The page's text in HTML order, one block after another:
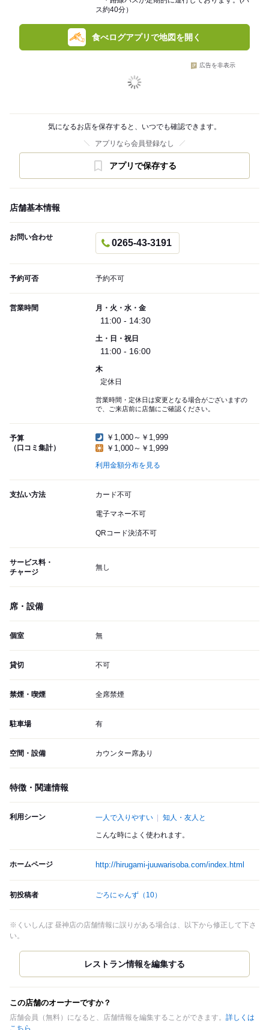
ス約40分）
食べログアプリで地図を開く
広告を非表示
気になるお店を保存すると、いつでも確認できます。
アプリなら会員登録なし
アプリで保存する
店舗基本情報
お問い合わせ
0265-43-3191
予約可否 予約不可
営業時間 月・火・水・金
11:00 - 14:30
土・日・祝日
11:00 - 16:00
木
定休日
営業時間・定休日は変更となる場合がございますの
で、ご来店前に店舗にご確認ください。
予算
（口コミ集計）
￥1,000～￥1,999
￥1,000～￥1,999
利用金額分布を見る
支払い方法 カード不可
電子マネー不可
QRコード決済不可
サービス料・
チャージ
無し
席・設備
個室 無
貸切 不可
禁煙・喫煙 全席禁煙
駐車場 有
空間・設備 カウンター席あり
特徴・関連情報
利用シーン 一人で入りやすい 知人・友人と
こんな時によく使われます。
ホームページ http://hirugami-juuwarisoba.com/index.html
初投稿者 ごろにゃんず （10）
※くいしんぼ 昼神店の店舗情報に誤りがある場合は、以下から修正して下さ
い。
この店舗のオーナーですか？
店舗会員（無料）になると、店舗情報を編集することができます。 詳しくは